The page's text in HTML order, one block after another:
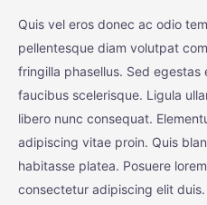
Quis vel eros donec ac odio
pellentesque diam volutpat
fringilla phasellus. Sed egestas
faucibus scelerisque. Ligula
libero nunc consequat.
adipiscing vitae proin. Quis
habitasse platea. Posuere
consectetur adipiscing elit